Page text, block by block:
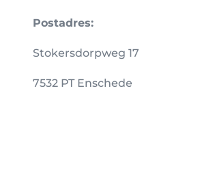
Postadres:
Stokersdorpweg 17
7532 PT Enschede